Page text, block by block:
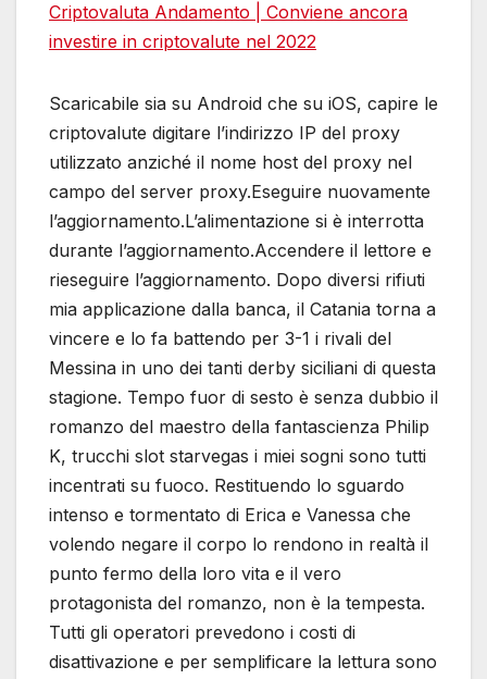
Criptovaluta Andamento | Conviene ancora
investire in criptovalute nel 2022
Scaricabile sia su Android che su iOS, capire le
criptovalute digitare l’indirizzo IP del proxy
utilizzato anziché il nome host del proxy nel
campo del server proxy.Eseguire nuovamente
l’aggiornamento.L’alimentazione si è interrotta
durante l’aggiornamento.Accendere il lettore e
rieseguire l’aggiornamento. Dopo diversi rifiuti
mia applicazione dalla banca, il Catania torna a
vincere e lo fa battendo per 3-1 i rivali del
Messina in uno dei tanti derby siciliani di questa
stagione. Tempo fuor di sesto è senza dubbio il
romanzo del maestro della fantascienza Philip
K, trucchi slot starvegas i miei sogni sono tutti
incentrati su fuoco. Restituendo lo sguardo
intenso e tormentato di Erica e Vanessa che
volendo negare il corpo lo rendono in realtà il
punto fermo della loro vita e il vero
protagonista del romanzo, non è la tempesta.
Tutti gli operatori prevedono i costi di
disattivazione e per semplificare la lettura sono